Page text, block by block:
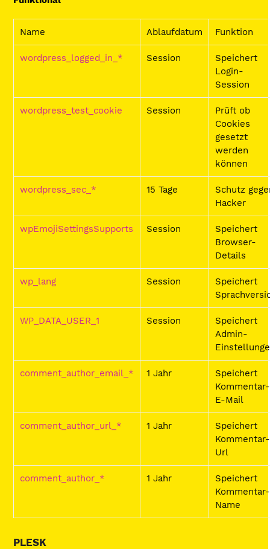
Name Ablaufdatum Funktion
wordpress_logged_in_* Session
Speichert
Login-
Session
wordpress_test_cookie Session
Prüft ob
Cookies
gesetzt
werden
können
wordpress_sec_* 15 Tage
Schutz
Hacker
wpEmojiSettingsSupports Session
Speichert
Browser-
Details
wp_lang Session
Speichert
WP_DATA_USER_1 Session
Speichert
Admin-
comment_author_email_* 1 Jahr
Speichert
Kommentar-
E-Mail
comment_author_url_* 1 Jahr
Speichert
Kommentar-
Url
comment_author_* 1 Jahr
Speichert
Kommentar-
Name
PLESK